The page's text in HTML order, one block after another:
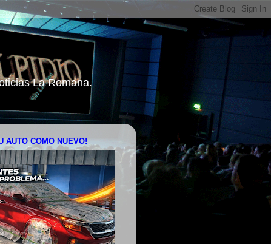
La Romana.
AUTO COMO NUEVO!